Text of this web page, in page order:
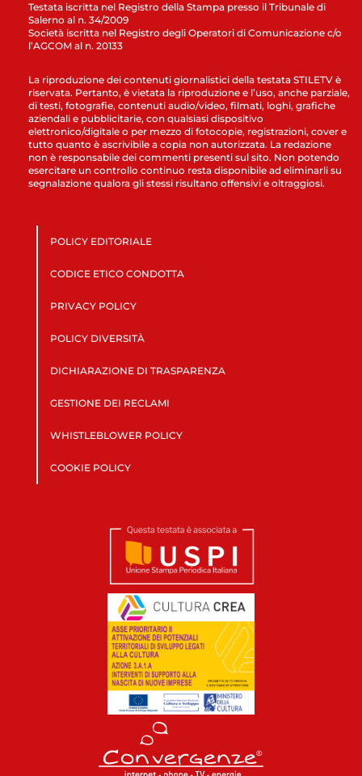
Testata iscritta nel Registro della Stampa presso il Tribunale di
Salerno al n. 34/2009
Società iscritta nel Registro degli Operatori di Comunicazione c/o
l’AGCOM al n. 20133
La riproduzione dei contenuti giornalistici della testata STILETV è
riservata. Pertanto, è vietata la riproduzione e l’uso, anche parziale,
di testi, fotografie, contenuti audio/video, filmati, loghi, grafiche
aziendali e pubblicitarie, con qualsiasi dispositivo
elettronico/digitale o per mezzo di fotocopie, registrazioni, cover e
tutto quanto è ascrivibile a copia non autorizzata. La redazione
non è responsabile dei commenti presenti sul sito. Non potendo
esercitare un controllo continuo resta disponibile ad eliminarli su
segnalazione qualora gli stessi risultano offensivi e oltraggiosi.
POLICY EDITORIALE
CODICE ETICO CONDOTTA
PRIVACY POLICY
POLICY DIVERSITÀ
DICHIARAZIONE DI TRASPARENZA
GESTIONE DEI RECLAMI
WHISTLEBLOWER POLICY
COOKIE POLICY